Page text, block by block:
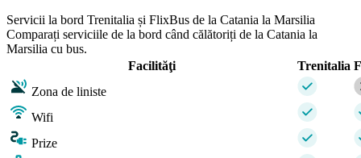
Servicii la bord Trenitalia și FlixBus de la Catania la Marsilia
Comparați serviciile de la bord când călătoriți de la Catania la
Marsilia cu bus.
Facilităţi
Trenitalia
Zona de liniste
Wifi
Prize